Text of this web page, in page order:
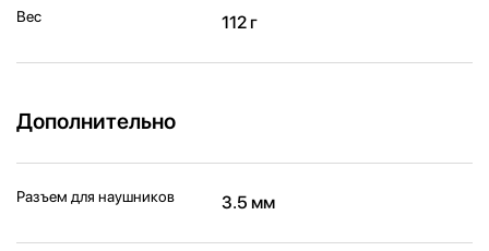
Вес 112 г
Дополнительно
Разъем для наушников 3.5 мм